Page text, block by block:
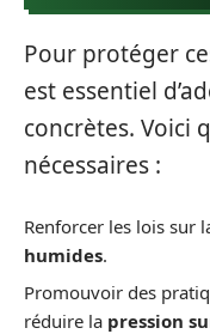
Pour protéger
est essentiel
concrètes. Voici
nécessaires :
Renforcer les lois sur
humides.
Promouvoir des
réduire la pression